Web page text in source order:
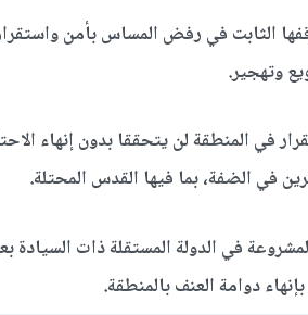
الثابت في رفض المساس بأمن
وتهجير.
في المنطقة لن يتحققا بدون إنهاء
في الضفة، بما فيها القدس المحتلة.
في الدولة المستقلة ذات السيادة
دوامة العنف بالمنطقة.